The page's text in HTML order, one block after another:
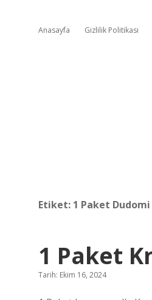
Anasayfa Gizlilik Politikası
Etiket: 1 Paket
1 Paket
Tarih: Ekim 16, 2024